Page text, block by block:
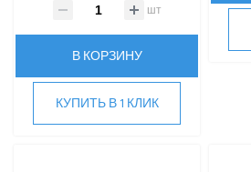
шт
В КОРЗИНУ
КУПИТЬ В 1 КЛИК